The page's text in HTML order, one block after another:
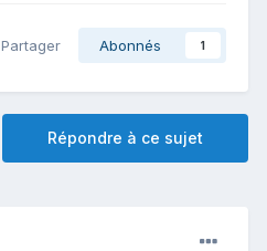
Partager Abonnés 1
Répondre à ce sujet